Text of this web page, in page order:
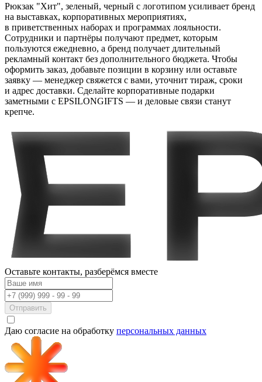
Рюкзак "Хит", зеленый, черный с логотипом усиливает бренд
на выставках, корпоративных мероприятиях,
в приветственных наборах и программах лояльности.
Сотрудники и партнёры получают предмет, которым
пользуются ежедневно, а бренд получает длительный
рекламный контакт без дополнительного бюджета. Чтобы
оформить заказ, добавьте позиции в корзину или оставьте
заявку — менеджер свяжется с вами, уточнит тираж, сроки
и адрес доставки. Сделайте корпоративные подарки
заметными с EPSILONGIFTS — и деловые связи станут
крепче.
Оставьте контакты, разберёмся вместе
Отправить
Даю согласие на обработку персональных данных